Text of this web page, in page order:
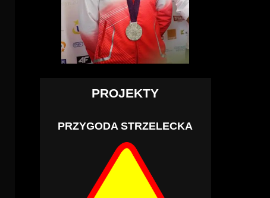
PROJEKTY
PRZYGODA STRZELECKA